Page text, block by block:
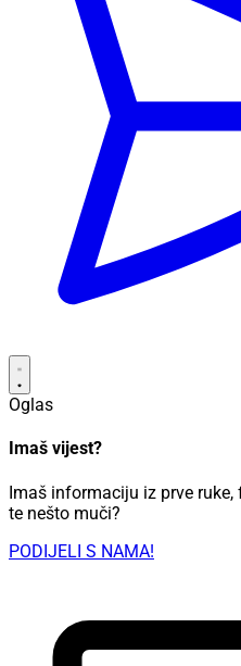
Oglas
Imaš vijest?
Imaš informaciju iz prve
te nešto muči?
PODIJELI S NAMA!